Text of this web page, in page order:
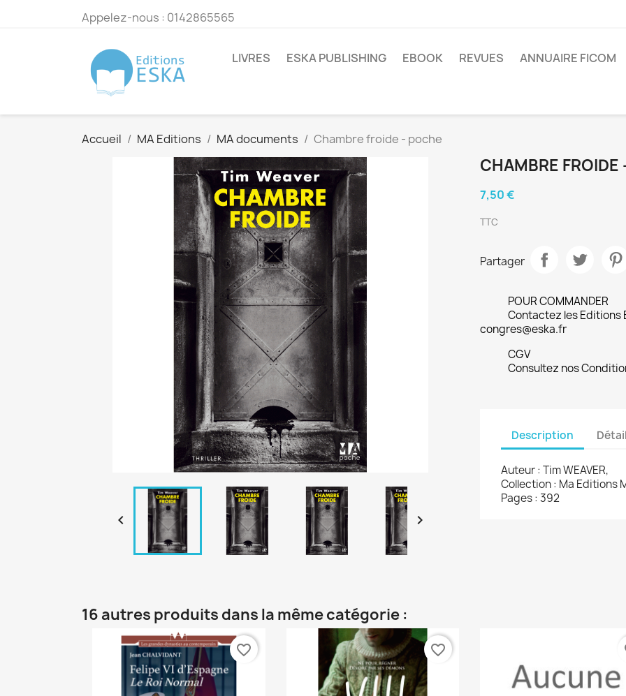
Appelez-nous : 0142865565
LIVRES ESKA PUBLISHING EBOOK REVUES ANNUAIRE FICOM
Accueil MA Editions MA documents Chambre froide - poche
 
CHAMBRE FROIDE
7,50 €
TTC
Partager
POUR COMMANDER
Contactez les Editions
congres@eska.fr
CGV
Consultez nos
Description
Auteur : Tim WEAVER,
Collection : Ma Editions
Pages : 392
16 autres produits dans la même catégorie :
favorite_border favorite_border